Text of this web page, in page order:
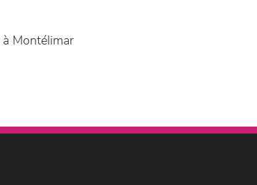
à Montélimar